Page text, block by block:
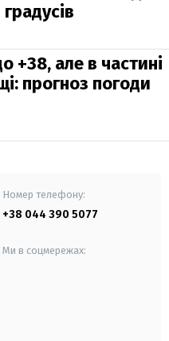
+38, але в частині
прогноз погоди
Номер телефону:
+38 044 390 5077
Ми в соцмережах: